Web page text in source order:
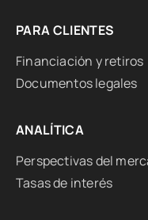
PARA CLIENTES
Financiación y retiros
Documentos legales
ANALÍTICA
Perspectivas del
Tasas de interés